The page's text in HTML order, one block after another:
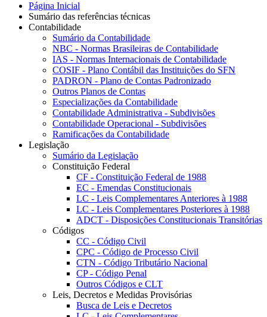
Página Inicial
Sumário das referências técnicas
Contabilidade
Sumário da Contabilidade
NBC - Normas Brasileiras de Contabilidade
IAS - Normas Internacionais de Contabilidade
COSIF - Plano Contábil das Instituições do SFN
PADRON - Plano de Contas Padronizado
Outros Planos de Contas
Especializações da Contabilidade
Contabilidade Administrativa - Subdivisões
Contabilidade Operacional - Subdivisões
Ramificações da Contabilidade
Legislação
Sumário da Legislação
Constituição Federal
CF - Constituição Federal de 1988
EC - Emendas Constitucionais
LC - Leis Complementares Anteriores à 1988
LC - Leis Complementares Posteriores à 1988
ADCT - Disposições Constitucionais Transitórias
Códigos
CC - Código Civil
CPC - Código de Processo Civil
CTN - Código Tributário Nacional
CP - Código Penal
Outros Códigos e CLT
Leis, Decretos e Medidas Provisórias
Busca de Leis e Decretos